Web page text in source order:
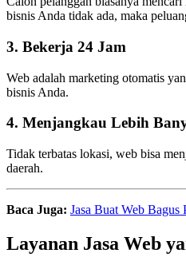
bisnis Anda tidak ada, maka
3. Bekerja 24 Jam
Web adalah marketing otomatis
bisnis Anda.
4. Menjangkau Lebih
Tidak terbatas lokasi, web bisa
daerah.
Baca Juga: Jasa Buat Web Bagus
Layanan Jasa Web